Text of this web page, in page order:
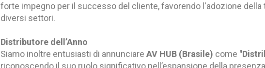
forte impegno per il successo del cliente, favorendo l'adozione della
diversi settori.
Distributore dell’Anno
Siamo inoltre entusiasti di annunciare AV HUB (Brasile) come
riconoscendo il suo ruolo significativo nell’espansione della